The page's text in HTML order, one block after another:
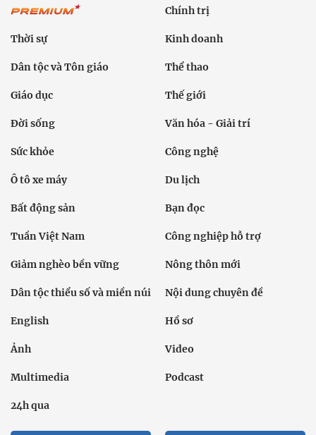
Chính trị
Thời sự Kinh doanh
Dân tộc và Tôn giáo Thể thao
Giáo dục Thế giới
Đời sống Văn hóa - Giải trí
Sức khỏe Công nghệ
Ô tô xe máy Du lịch
Bất động sản Bạn đọc
Tuần Việt Nam Công nghiệp hỗ trợ
Giảm nghèo bền vững Nông thôn mới
Dân tộc thiểu số và miền núi Nội dung chuyên đề
English Hồ sơ
Ảnh Video
Multimedia Podcast
24h qua